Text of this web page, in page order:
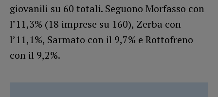
giovanili su 60 totali. Seguono Morfasso con
l’11,3% (18 imprese su 160), Zerba con
l’11,1%, Sarmato con il 9,7% e Rottofreno
con il 9,2%.